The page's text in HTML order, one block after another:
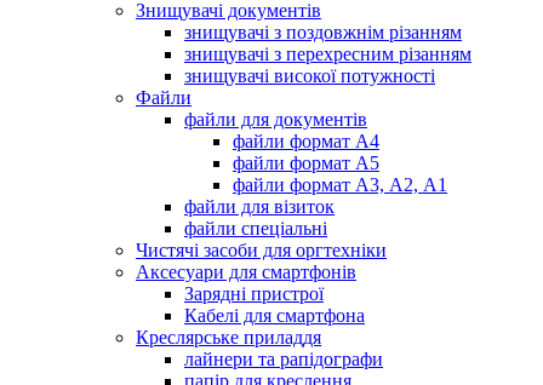
Знищувачі документів
знищувачі з поздовжнім різанням
знищувачі з перехресним різанням
знищувачі високої потужності
Файли
файли для документів
файли формат А4
файли формат А5
файли формат А3, А2, А1
файли для візиток
файли спеціальні
Чистячі засоби для оргтехніки
Аксесуари для смартфонів
Зарядні пристрої
Кабелі для смартфона
Креслярське приладдя
лайнери та рапідографи